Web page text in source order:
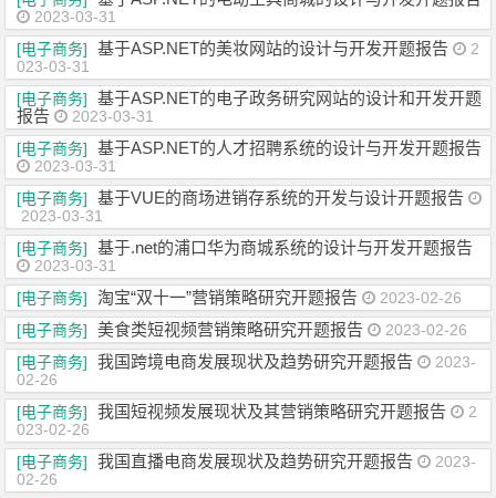
2023-03-31
[电子商务]
基于ASP.NET的美妆网站的设计与开发开题报告
2
023-03-31
[电子商务]
基于ASP.NET的电子政务研究网站的设计和开发开题
报告
2023-03-31
[电子商务]
基于ASP.NET的人才招聘系统的设计与开发开题报告
2023-03-31
[电子商务]
基于VUE的商场进销存系统的开发与设计开题报告
2023-03-31
[电子商务]
基于.net的浦口华为商城系统的设计与开发开题报告
2023-03-31
[电子商务]
淘宝“双十一”营销策略研究开题报告
2023-02-26
[电子商务]
美食类短视频营销策略研究开题报告
2023-02-26
[电子商务]
我国跨境电商发展现状及趋势研究开题报告
2023-
02-26
[电子商务]
我国短视频发展现状及其营销策略研究开题报告
2
023-02-26
[电子商务]
我国直播电商发展现状及趋势研究开题报告
2023-
02-26